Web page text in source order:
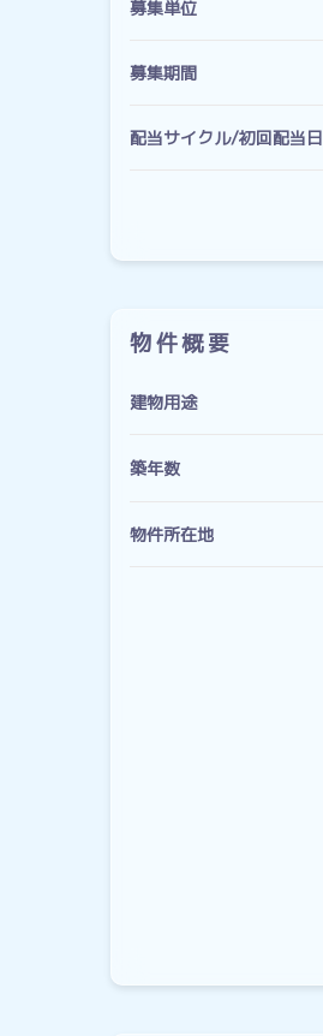
募集単位
募集期間
配当サイクル/初回配当日
物件概要
建物用途
築年数
物件所在地